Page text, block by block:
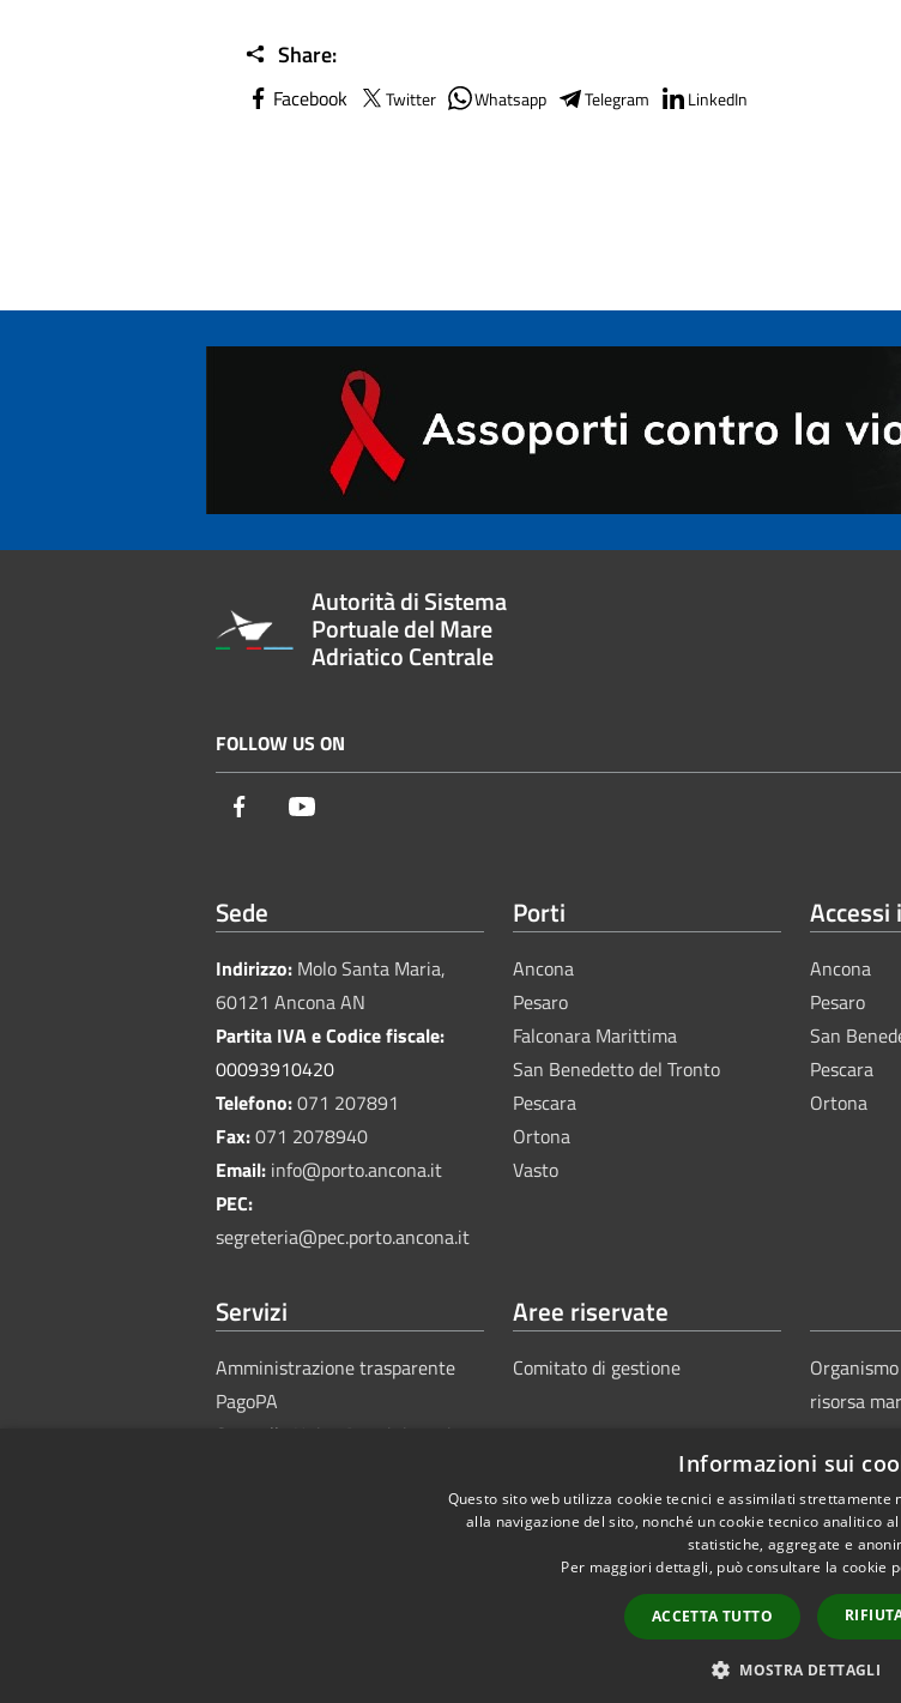
Share:
Facebook Twitter Whatsapp Telegram LinkedIn
Autorità di Sistema
Portuale del Mare
Adriatico Centrale
FOLLOW US ON
Facebook
Sede
Indirizzo: Molo Santa Maria,
60121 Ancona AN
Partita IVA e Codice fiscale:
00093910420
Telefono:071 207891
Fax:071 2078940
Email: info@porto.ancona.it
PEC:
segreteria@pec.porto.ancona.it
Porti
Ancona
Pesaro
Falconara Marittima
San Benedetto del Tronto
Pescara
Ortona
Vasto
Ancona
Pesaro
San
Pescara
Ortona
Servizi
Amministrazione trasparente
PagoPA
Sportello Unico Amministrativo
Aree riservate
Comitato di gestione
risorsa
Sitemap
Informazioni sui
Questo sito web utilizza cookie tecnici e assimilati strettamente
alla navigazione del sito, nonché un cookie tecnico analitico
statistiche, aggregate e
Per maggiori dettagli, può consultare la cookie
ACCETTA TUTTO
MOSTRA DETTAGLI